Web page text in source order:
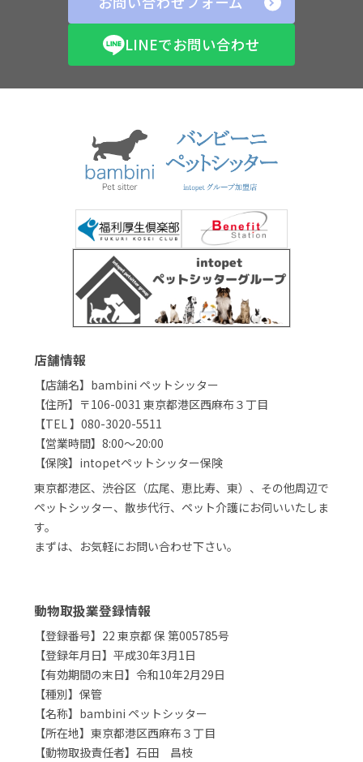
LINEでお問い合わせ
店舗情報
【店舗名】bambini ペットシッター
【住所】〒106-0031 東京都港区西麻布３丁目
【TEL 】080-3020-5511
【営業時間】8:00～20:00
【保険】intopetペットシッター保険
東京都港区、渋谷区（広尾、恵比寿、東）、その他周辺で
ペットシッター、散歩代行、ペット介護にお伺いいたしま
す。
まずは、お気軽にお問い合わせ下さい。
動物取扱業登録情報
【登録番号】22 東京都 保 第005785号
【登録年月日】平成30年3月1日
【有効期間の末日】令和10年2月29日
【種別】保管
【名称】bambini ペットシッター
【所在地】東京都港区西麻布３丁目
【動物取扱責任者】石田 昌枝